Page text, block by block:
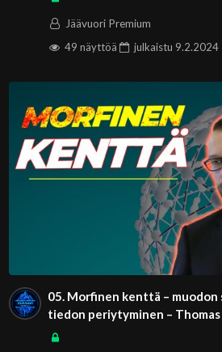
Jäävuori Premium
49 näyttöä
julkaistu 9.2.2024
05. Morfinen kenttä – muodon
tiedon periytyminen –